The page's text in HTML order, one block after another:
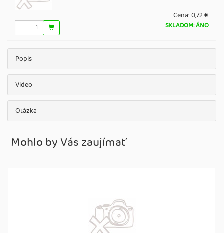
Cena:0,72 €
SKLADOM: ÁNO
Popis
Video
Otázka
Mohlo by Vás zaujímať